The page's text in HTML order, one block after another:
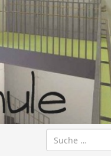
Suchen